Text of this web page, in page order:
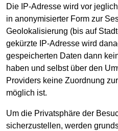
Die IP-Adresse wird vor
in anonymisierter Form zur
Geolokalisierung (bis auf
gekürzte IP-Adresse wird
gespeicherten Daten dann
haben und selbst über den
Providers keine Zuordnung
möglich ist.
Um die Privatsphäre der
sicherzustellen, werden